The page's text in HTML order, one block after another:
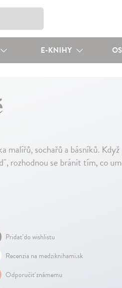
E-KNIHY
malířů, sochařů a básníků.
rozhodnou se bránit tím, co
Pridať do wishlistu
Recenzia na medziknihami.sk
Odporučiť známemu